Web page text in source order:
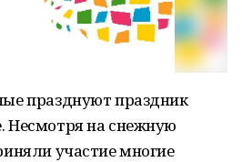
празднуют праздник
Несмотря на снежную
участие многие